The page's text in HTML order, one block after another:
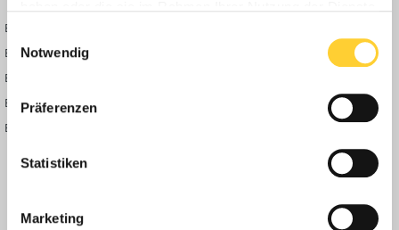
Einwilligungsauswahl
Notwendig
Präferenzen
Statistiken
Marketing
Bauforum24 News
Bauforum24 TV
BF24 Mediathek
BF24 Fotostrecken
Bauforum Shop